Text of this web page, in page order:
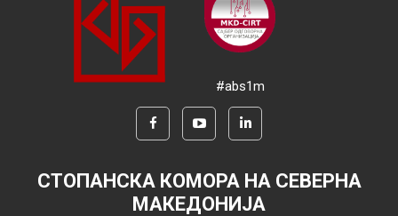
#abs1m
СТОПАНСКА КОМОРА НА СЕВЕРНА
МАКЕДОНИЈА